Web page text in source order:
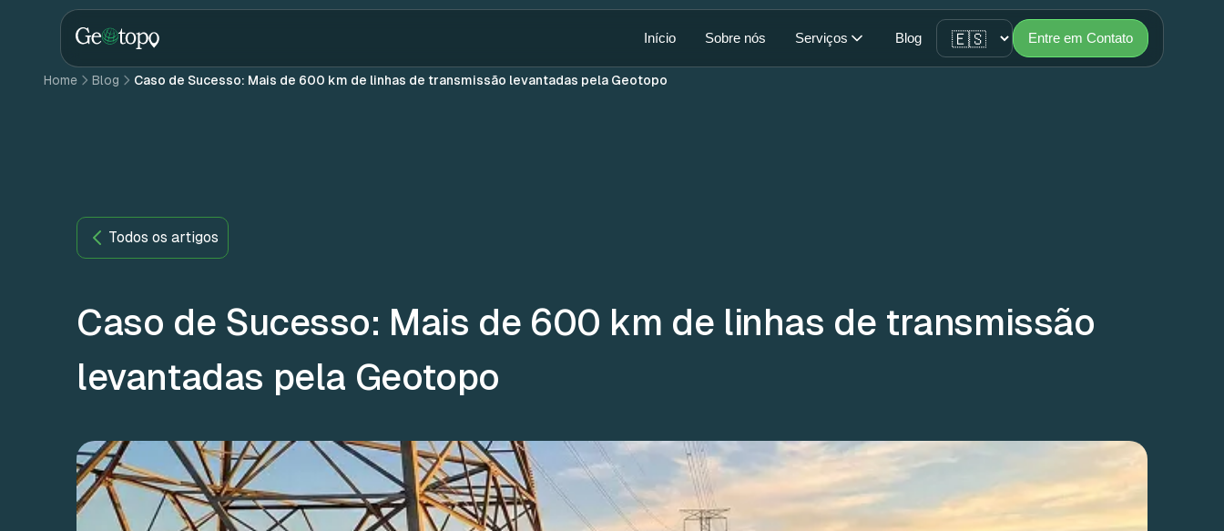
Skip to main content
Início Sobre nós Serviços Blog Entre em Contato
Home Blog Caso de Sucesso: Mais de 600 km de linhas de transmissão levantadas pela Geotopo
Todos os artigos
Caso de Sucesso: Mais de 600 km de linhas de transmissão
levantadas pela Geotopo